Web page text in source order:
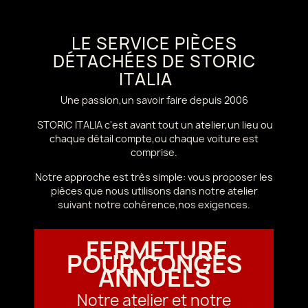
LE SERVICE PIÈCES
DÉTACHÉES DE STORIC
ITALIA
Une passion,un savoir faire depuis 2006
STORIC ITALIA c'est avant tout un atelier,un lieu ou
chaque détail compte,ou chaque voiture est
comprise.
Notre approche est très simple: vous proposer les
pièces que nous utilisons dans notre atelier
suivant notre cohérence,nos exigences.
FERMETURE
POUR CONGÉS
ANNUELS
Notre atelier et notre